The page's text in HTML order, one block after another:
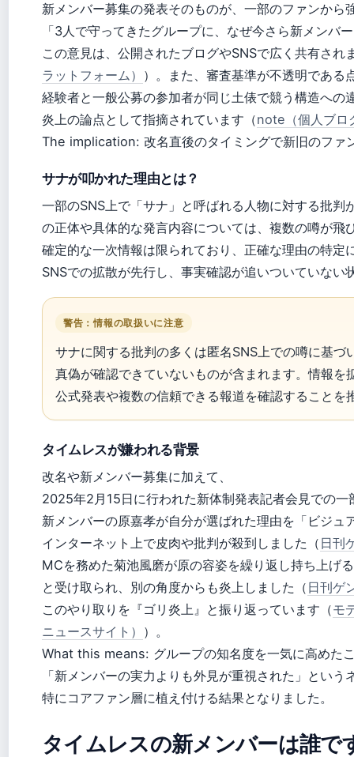
新メンバー募集の発表そのものが、一部のファンから
「3人で守ってきたグループに、なぜ今さら新メンバ
この意見は、公開されたブログやSNSで広く共有され
ラットフォーム） ）。また、審査基準が不透明である
経験者と一般公募の参加者が同じ土俵で競う構造への
炎上の論点として指摘されています（note（個人ブロ
The implication: 改名直後のタイミングで新旧のファ
サナが叩かれた理由とは？
一部のSNS上で「サナ」と呼ばれる人物に対する批判
の正体や具体的な発言内容については、複数の噂が飛
確定的な一次情報は限られており、正確な理由の特定
SNSでの拡散が先行し、事実確認が追いついていない
警告：情報の取扱いに注意
サナに関する批判の多くは匿名SNS上での噂に基づ
真偽が確認できていないものが含まれます。情報を
公式発表や複数の信頼できる報道を確認することを
タイムレスが嫌われる背景
改名や新メンバー募集に加えて、
2025年2月15日に行われた新体制発表記者会見での
新メンバーの原嘉孝が自分が選ばれた理由を「ビジュ
インターネット上で皮肉や批判が殺到しました（ 日刊
MCを務めた菊池風磨が原の容姿を繰り返し持ち上げ
と受け取られ、別の角度からも炎上しました（ 日刊ゲ
このやり取りを『ゴリ炎上』と振り返っています（モ
ニュースサイト） ）。
What this means: グループの知名度を一気に高めた
「新メンバーの実力よりも外見が重視された」という
特にコアファン層に植え付ける結果となりました。
タイムレスの新メンバーは誰で